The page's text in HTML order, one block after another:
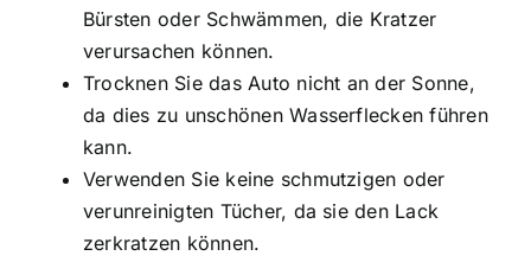
Bürsten oder Schwämmen, die Kratzer
verursachen können.
Trocknen Sie das Auto nicht an der Sonne,
da dies zu unschönen Wasserflecken führen
kann.
Verwenden Sie keine schmutzigen oder
verunreinigten Tücher, da sie den Lack
zerkratzen können.